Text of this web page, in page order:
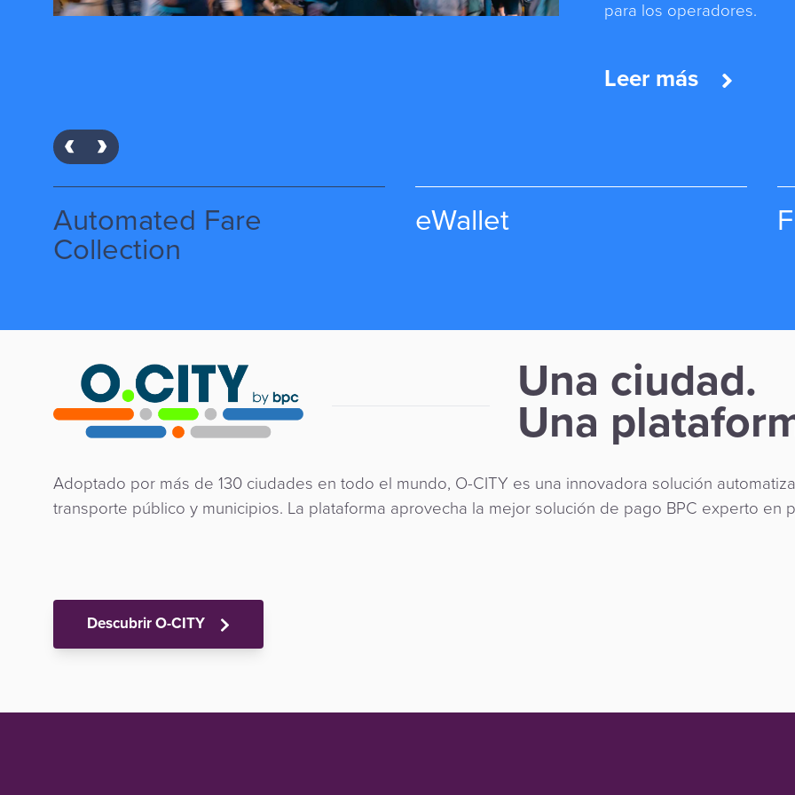
para los operadores.
Leer más
Leer más
eWallet Fleet & Fuel
Una ciudad.
Una
Adoptado por más de 130 ciudades en todo el mundo, O-CITY es una innovadora solución
transporte público y municipios. La plataforma aprovecha la mejor solución de pago BPC experto en
Descubrir O-CITY